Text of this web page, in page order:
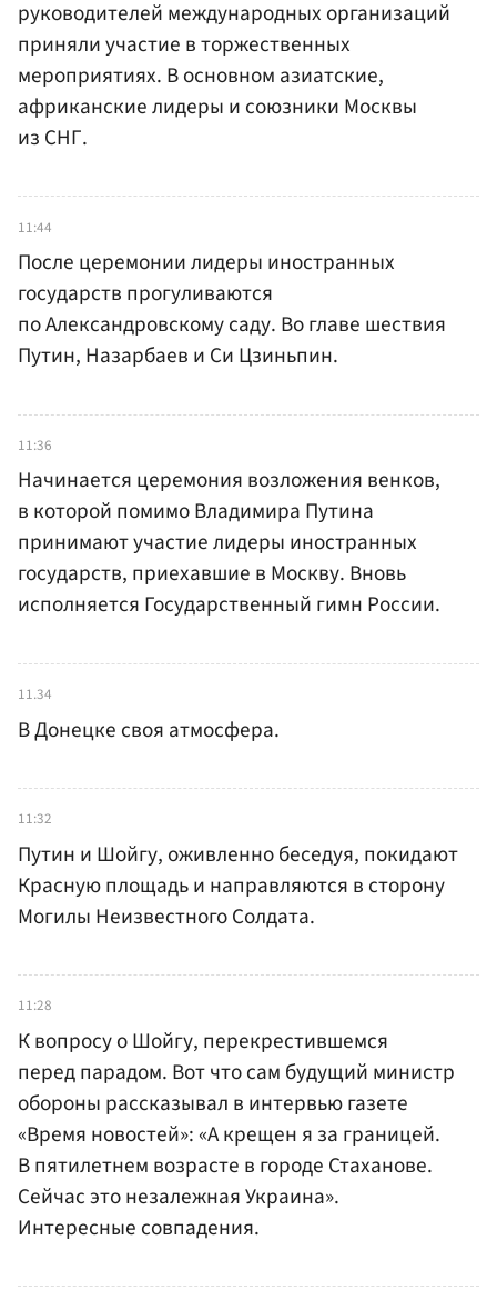
руководителей международных организаций
приняли участие в торжественных
мероприятиях. В основном азиатские,
африканские лидеры и союзники Москвы
из СНГ.
11:44
После церемонии лидеры иностранных
государств прогуливаются
по Александровскому саду. Во главе шествия
Путин, Назарбаев и Си Цзиньпин.
11:36
Начинается церемония возложения венков,
в которой помимо Владимира Путина
принимают участие лидеры иностранных
государств, приехавшие в Москву. Вновь
исполняется Государственный гимн России.
11.34
В Донецке своя атмосфера.
11:32
Путин и Шойгу, оживленно беседуя, покидают
Красную площадь и направляются в сторону
Могилы Неизвестного Солдата.
11:28
К вопросу о Шойгу, перекрестившемся
перед парадом. Вот что сам будущий министр
обороны рассказывал в интервью газете
«Время новостей»: «А крещен я за границей.
В пятилетнем возрасте в городе Стаханове.
Сейчас это незалежная Украина».
Интересные совпадения.